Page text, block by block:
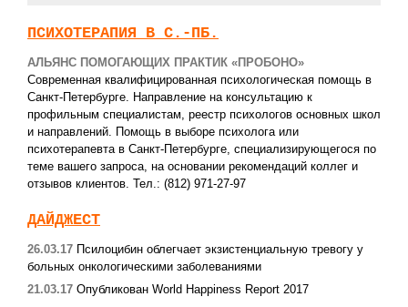
ПСИХОТЕРАПИЯ В С.-ПБ.
АЛЬЯНС ПОМОГАЮЩИХ ПРАКТИК «ПРОБОНО»
Современная квалифицированная психологическая помощь в
Санкт-Петербурге. Направление на консультацию к
профильным специалистам, реестр психологов основных школ
и направлений. Помощь в выборе психолога или
психотерапевта в Санкт-Петербурге, специализирующегося по
теме вашего запроса, на основании рекомендаций коллег и
отзывов клиентов. Тел.: (812) 971-27-97
ДАЙДЖЕСТ
26.03.17 Псилоцибин облегчает экзистенциальную тревогу у
больных онкологическими заболеваниями
21.03.17 Опубликован World Happiness Report 2017